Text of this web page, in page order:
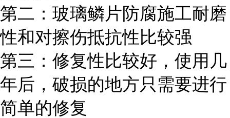
第二：玻璃鳞片防腐施工耐磨
性和对擦伤抵抗性比较强
第三：修复性比较好，使用几
年后，破损的地方只需要进行
简单的修复